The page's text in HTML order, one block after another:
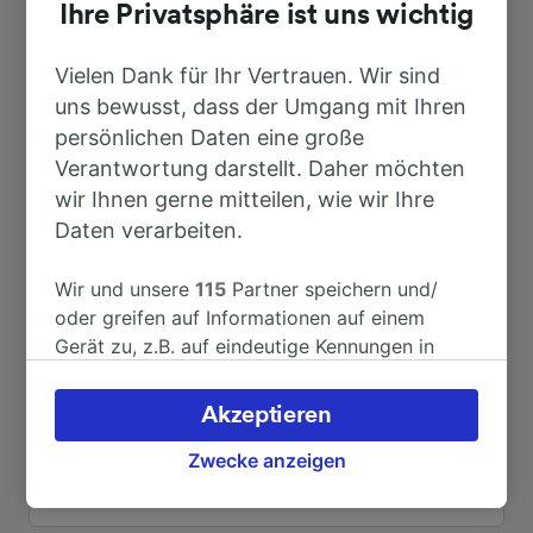
Dauer
Nach Seligenstadt (Hess) 2h 47min
Nach Frankfurt (Main) Hbf
Nach München Hbf 2h 43min
Nach Heidelberg Hbf 1h 30min
Nach Paris Gare de Lyon 7h 13min
Ihre Privatsphäre ist uns wichtig
Vielen Dank für Ihr Vertrauen. Wir sind
uns bewusst, dass der Umgang mit Ihren
persönlichen Daten eine große
Verantwortung darstellt. Daher möchten
wir Ihnen gerne mitteilen, wie wir Ihre
Daten verarbeiten.
Wir und unsere115 Partner speichern und/
oder greifen auf Informationen auf einem
Gerät zu, z.B. auf eindeutige Kennungen in
verarbeiten. Sie können Ihre Präferenzen
akzeptieren oder verwalten, einschließlich
Ihres Widerspruchsrechts bei berechtigtem
Zwecke anzeigen
Akzeptieren